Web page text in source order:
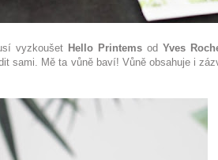
vyzkoušet Hello Printems odYves
Mě ta vůně baví! Vůně obsahuje i